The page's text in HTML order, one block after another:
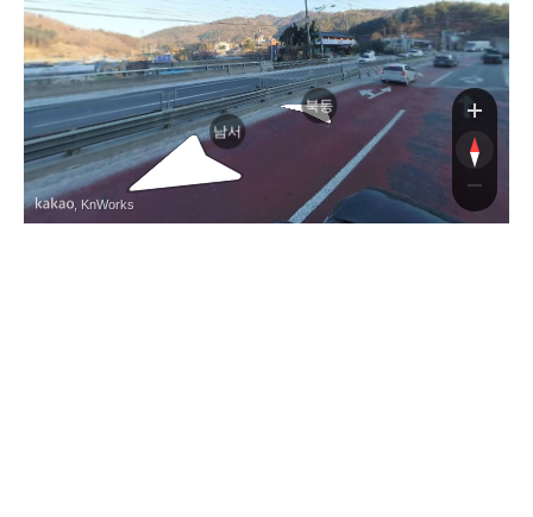
남서
북동
, KnWorks